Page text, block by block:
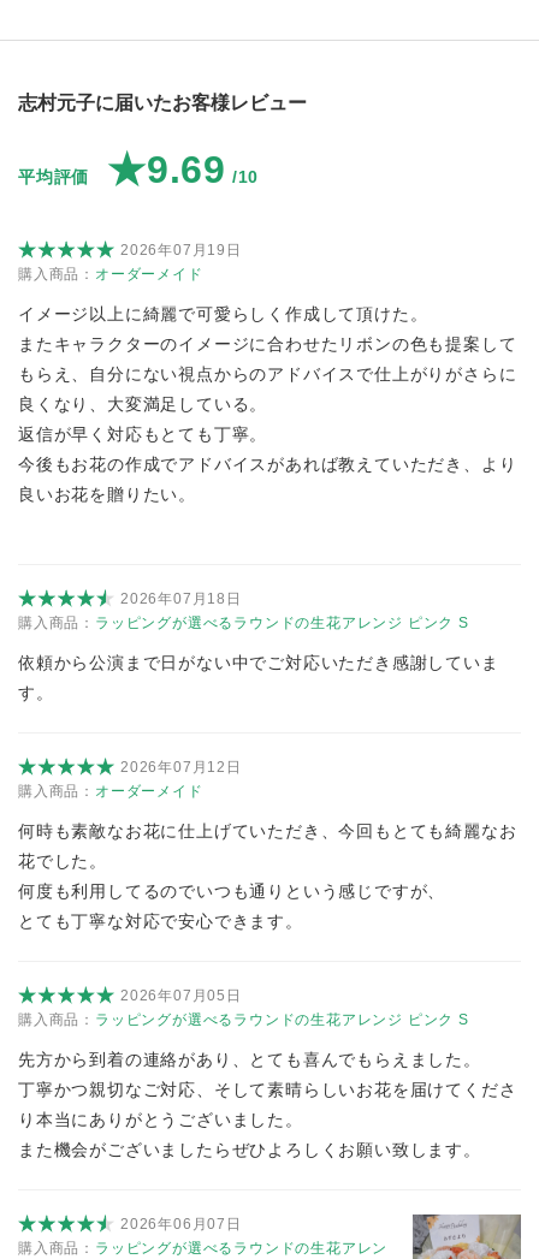
志村元子に届いたお客様レビュー
平均評価 ★9.69 /10
2026年07月19日
購入商品： オーダーメイド
イメージ以上に綺麗で可愛らしく作成して頂けた。
またキャラクターのイメージに合わせたリボンの色も提案して
もらえ、自分にない視点からのアドバイスで仕上がりがさらに
良くなり、大変満足している。
返信が早く対応もとても丁寧。
今後もお花の作成でアドバイスがあれば教えていただき、より
良いお花を贈りたい。
2026年07月18日
購入商品： ラッピングが選べるラウンドの生花アレンジ ピンク S
依頼から公演まで日がない中でご対応いただき感謝していま
す。
2026年07月12日
購入商品： オーダーメイド
何時も素敵なお花に仕上げていただき、今回もとても綺麗なお
花でした。
何度も利用してるのでいつも通りという感じですが、
とても丁寧な対応で安心できます。
2026年07月05日
購入商品： ラッピングが選べるラウンドの生花アレンジ ピンク S
先方から到着の連絡があり、とても喜んでもらえました。
丁寧かつ親切なご対応、そして素晴らしいお花を届けてくださ
り本当にありがとうございました。
また機会がございましたらぜひよろしくお願い致します。
2026年06月07日
購入商品： ラッピングが選べるラウンドの生花アレン